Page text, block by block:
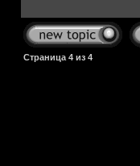
Страница 4 из 4